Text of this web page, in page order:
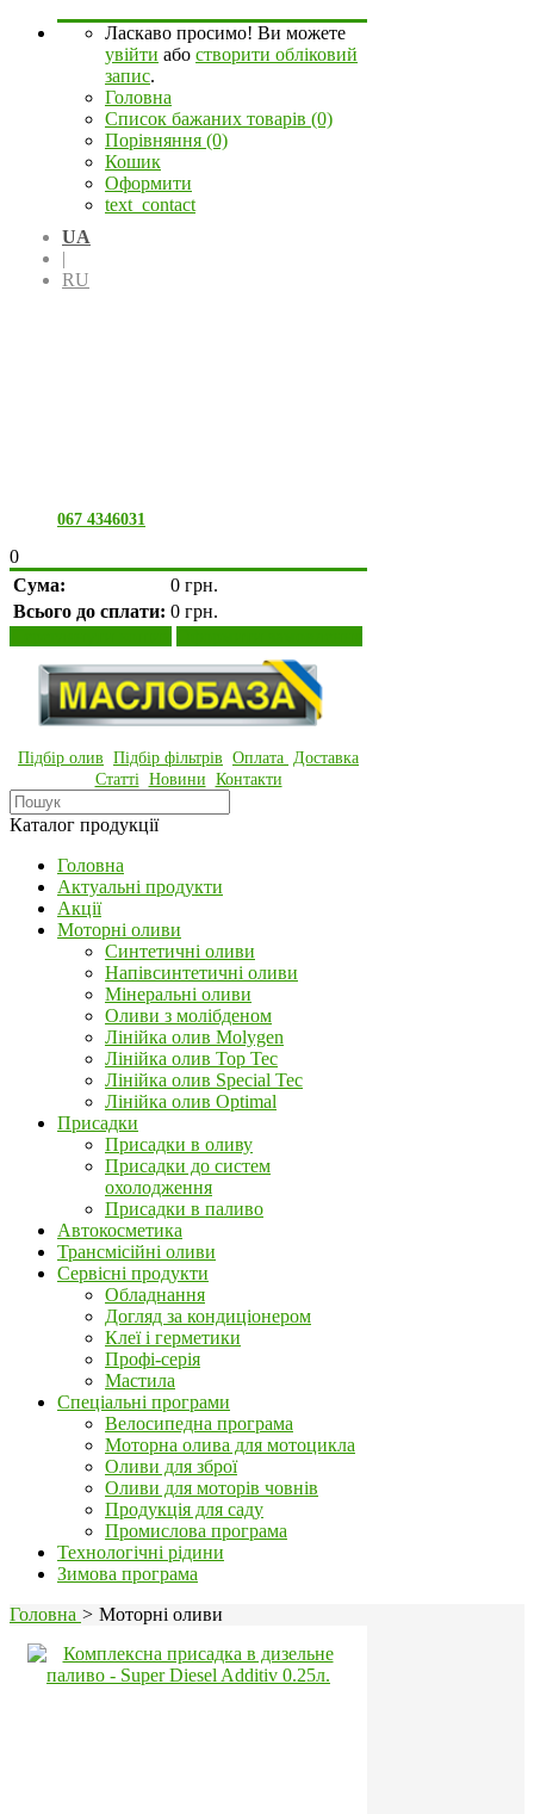
Ласкаво просимо! Ви можете
увійти або створити обліковий
запис.
Головна
Список бажаних товарів (0)
Порівняння (0)
Кошик
Оформити
text_contact
UA
|
RU
067 4346031
0
Сума:
0 грн.
Всього до сплати: 0 грн.
Підбір олив Підбір фільтрів Оплата Доставка
Статті Новини Контакти
Каталог продукції
Головна
Актуальні продукти
Акції
Моторні оливи
Синтетичні оливи
Напівсинтетичні оливи
Мінеральні оливи
Оливи з молібденом
Лінійка олив Molygen
Лінійка олив Top Tec
Лінійка олив Special Tec
Лінійка олив Optimal
Присадки
Присадки в оливу
Присадки до систем
охолодження
Присадки в паливо
Автокосметика
Трансмісійні оливи
Сервісні продукти
Обладнання
Догляд за кондиціонером
Клеї і герметики
Профі-серія
Мастила
Спеціальні програми
Велосипедна програма
Моторна олива для мотоцикла
Оливи для зброї
Оливи для моторів човнів
Продукція для саду
Промислова програма
Технологічні рідини
Зимова програма
Головна > Моторні оливи